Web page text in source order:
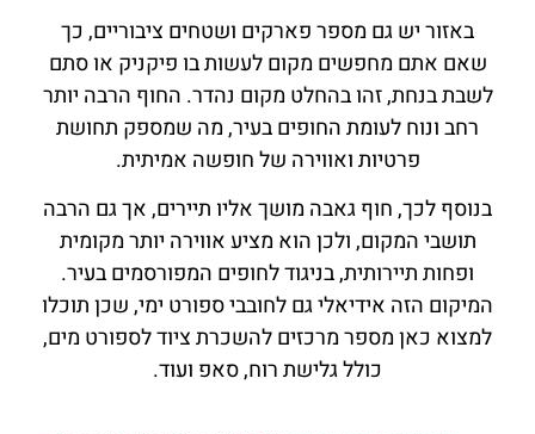
באזור יש גם מספר פארקים ושטחים ציבוריים, כך
שאם אתם מחפשים מקום לעשות בו פיקניק או סתם
לשבת בנחת, זהו בהחלט מקום נהדר. החוף הרבה יותר
רחב ונוח לעומת החופים בעיר, מה שמספק תחושת
פרטיות ואווירה של חופשה אמיתית.
בנוסף לכך, חוף גאבה מושך אליו תיירים, אך גם הרבה
תושבי המקום, ולכן הוא מציע אווירה יותר מקומית
ופחות תיירותית, בניגוד לחופים המפורסמים בעיר.
המיקום הזה אידיאלי גם לחובבי ספורט ימי, שכן תוכלו
למצוא כאן מספר מרכזים להשכרת ציוד לספורט מים,
כולל גלישת רוח, סאפ ועוד.